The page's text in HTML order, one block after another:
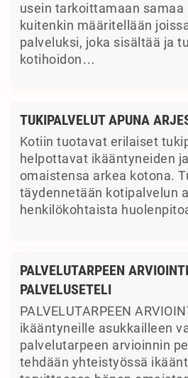
usein tarkoittamaan samaa
kuitenkin määritellään
palveluksi, joka sisältää ja
kotihoidon…
TUKIPALVELUT APUNA
Kotiin tuotavat erilaiset
helpottavat ikääntyneiden
omaistensa arkea kotona.
täydennetään kotipalvelun
henkilökohtaista
PALVELUTARPEEN
PALVELUSETELI
PALVELUTARPEEN
ikääntyneille asukkailleen
palvelutarpeen arvioinnin
tehdään yhteistyössä